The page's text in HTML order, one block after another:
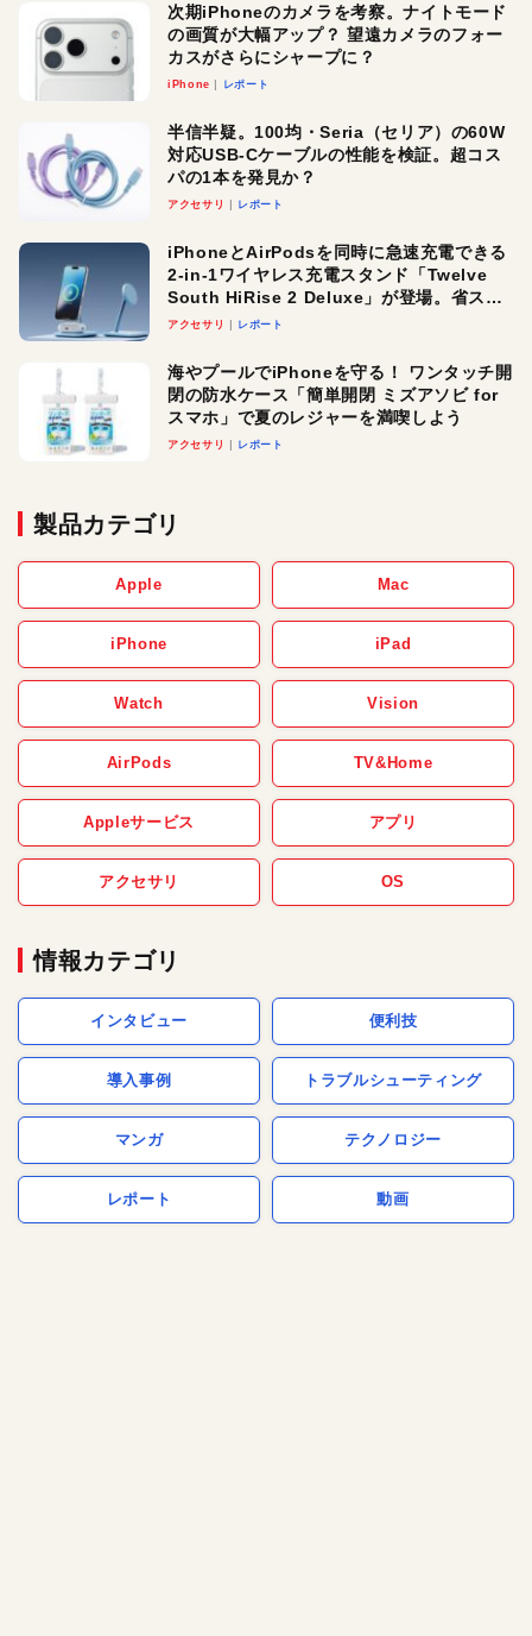
次期iPhoneのカメラを考察。ナイトモード
の画質が大幅アップ？ 望遠カメラのフォー
カスがさらにシャープに？
iPhone レポート
半信半疑。100均・Seria（セリア）の60W
対応USB-Cケーブルの性能を検証。超コス
パの1本を発見か？
アクセサリ レポート
iPhoneとAirPodsを同時に急速充電できる
2-in-1ワイヤレス充電スタンド「Twelve
South HiRise 2 Deluxe」が登場。省スペ
ースでおしゃれに充電したい人にオスス
アクセサリ レポート
海やプールでiPhoneを守る！ ワンタッチ開
閉の防水ケース「簡単開閉 ミズアソビ for
スマホ」で夏のレジャーを満喫しよう
アクセサリ レポート
製品カテゴリ
Apple Mac
iPhone iPad
Watch Vision
AirPods TV&Home
Appleサービス アプリ
アクセサリ OS
情報カテゴリ
インタビュー 便利技
導入事例 トラブルシューティング
マンガ テクノロジー
レポート 動画